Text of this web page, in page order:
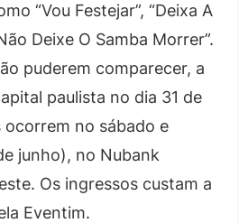
“Vou Festejar”, “Deixa A
Deixe O Samba Morrer”.
puderem comparecer, a
paulista no dia 31 de
no sábado e
junho), no Nubank
Os ingressos custam a
Eventim.